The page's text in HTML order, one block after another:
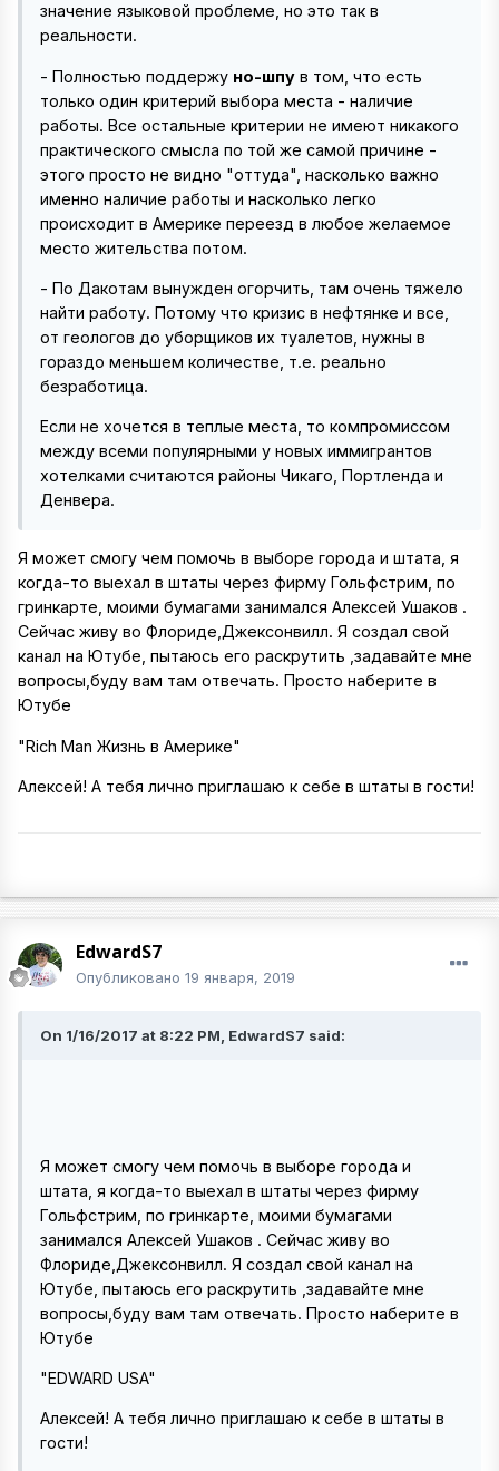
значение языковой проблеме, но это так в
реальности.
- Полностью поддержу но-шпу в том, что есть
только один критерий выбора места - наличие
работы. Все остальные критерии не имеют никакого
практического смысла по той же самой причине -
этого просто не видно "оттуда", насколько важно
именно наличие работы и насколько легко
происходит в Америке переезд в любое желаемое
место жительства потом.
- По Дакотам вынужден огорчить, там очень тяжело
найти работу. Потому что кризис в нефтянке и все,
от геологов до уборщиков их туалетов, нужны в
гораздо меньшем количестве, т.е. реально
безработица.
Если не хочется в теплые места, то компромиссом
между всеми популярными у новых иммигрантов
хотелками считаются районы Чикаго, Портленда и
Денвера.
Я может смогу чем помочь в выборе города и штата, я
когда-то выехал в штаты через фирму Гольфстрим, по
гринкарте, моими бумагами занимался Алексей Ушаков .
Сейчас живу во Флориде,Джексонвилл. Я создал свой
канал на Ютубе, пытаюсь его раскрутить ,задавайте мне
вопросы,буду вам там отвечать. Просто наберите в
Ютубе
"Rich Man Жизнь в Америке"
Алексей! А тебя лично приглашаю к себе в штаты в гости!
EdwardS7
Опубликовано 19 января, 2019
On 1/16/2017 at 8:22 PM, EdwardS7 said:
Я может смогу чем помочь в выборе города и
штата, я когда-то выехал в штаты через фирму
Гольфстрим, по гринкарте, моими бумагами
занимался Алексей Ушаков . Сейчас живу во
Флориде,Джексонвилл. Я создал свой канал на
Ютубе, пытаюсь его раскрутить ,задавайте мне
вопросы,буду вам там отвечать. Просто наберите в
Ютубе
"EDWARD USA"
Алексей! А тебя лично приглашаю к себе в штаты в
гости!